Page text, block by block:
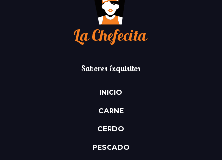
Sabores Exquisitos
INICIO
CARNE
CERDO
PESCADO